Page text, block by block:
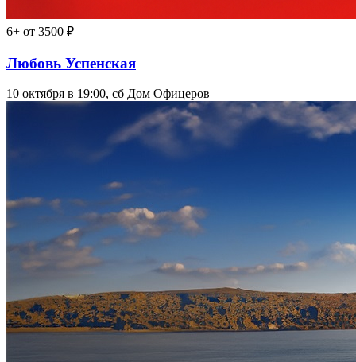
6+ от 3500 ₽
Любовь Успенская
10 октября в 19:00, сб Дом Офицеров